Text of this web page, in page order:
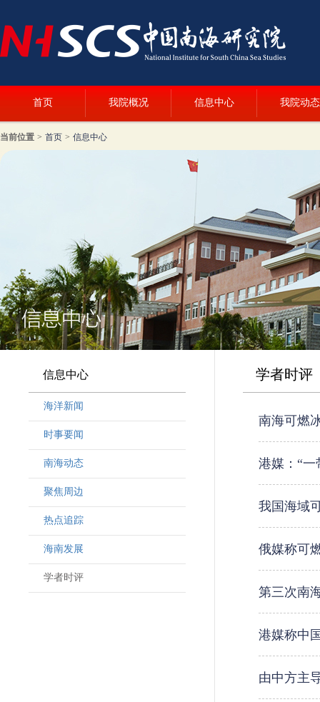
首页 我院概况 信息中心 我院动态
当前位置 > 首页 > 信息中心
信息中心
海洋新闻
时事要闻
南海动态
聚焦周边
热点追踪
海南发展
学者时评
学者时评
南海可燃
港媒：“一
我国海域
俄媒称可
第三次南
港媒称中
由中方主